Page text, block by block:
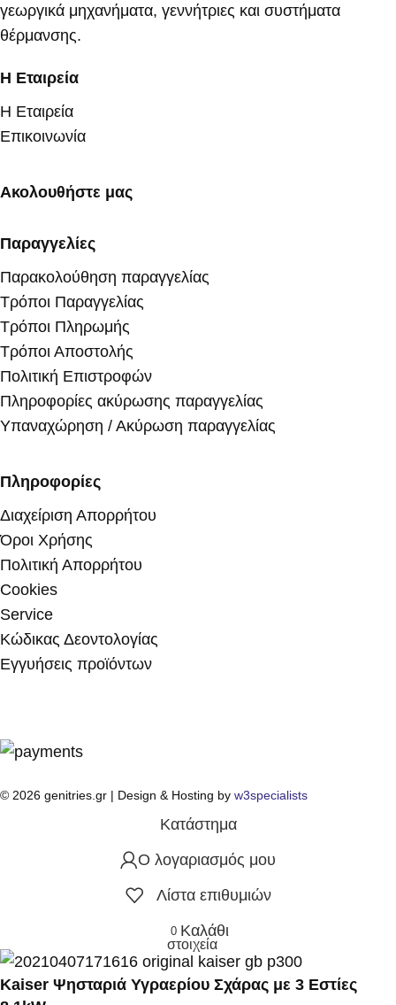
γεωργικά μηχανήματα, γεννήτριες και συστήματα
θέρμανσης.
Η Εταιρεία
Η Εταιρεία
Επικοινωνία
Ακολουθήστε μας
Παραγγελίες
Παρακολούθηση παραγγελίας
Τρόποι Παραγγελίας
Τρόποι Πληρωμής
Τρόποι Αποστολής
Πολιτική Επιστροφών
Πληροφορίες ακύρωσης παραγγελίας
Υπαναχώρηση / Ακύρωση παραγγελίας
Πληροφορίες
Διαχείριση Απορρήτου
Όροι Χρήσης
Πολιτική Απορρήτου
Cookies
Service
Κώδικας Δεοντολογίας
Εγγυήσεις προϊόντων
© 2026 genitries.gr | Design & Hosting by w3specialists
Κατάστημα
Ο λογαριασμός μου
Λίστα επιθυμιών
0
στοιχεία
Καλάθι
Kaiser Ψησταριά Υγραερίου Σχάρας με 3 Εστίες